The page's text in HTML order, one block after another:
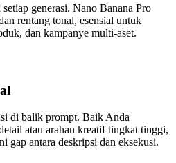
generasi. Nano Banana Pro
rentang tonal, esensial untuk
dan kampanye multi-aset.
di balik prompt. Baik Anda
atau arahan kreatif tingkat tinggi,
gap antara deskripsi dan eksekusi.